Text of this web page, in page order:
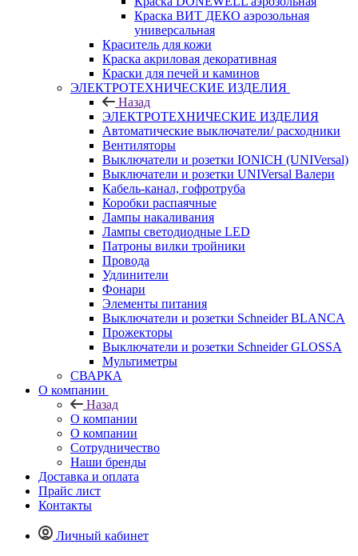
Краска ВИТ ДЕКО аэрозольная
универсальная
Краситель для кожи
Краска акриловая декоративная
Краски для печей и каминов
ЭЛЕКТРОТЕХНИЧЕСКИЕ ИЗДЕЛИЯ
Назад
ЭЛЕКТРОТЕХНИЧЕСКИЕ ИЗДЕЛИЯ
Автоматические выключатели/ расходники
Вентиляторы
Выключатели и розетки IONICH (UNIVersal)
Выключатели и розетки UNIVersal Валери
Кабель-канал, гофротруба
Коробки распаячные
Лампы накаливания
Лампы светодиодные LED
Патроны вилки тройники
Провода
Удлинители
Фонари
Элементы питания
Выключатели и розетки Schneider BLANCA
Прожекторы
Выключатели и розетки Schneider GLOSSA
Мультиметры
СВАРКА
О компании
Назад
О компании
О компании
Сотрудничество
Наши бренды
Доставка и оплата
Прайс лист
Контакты
Личный кабинет